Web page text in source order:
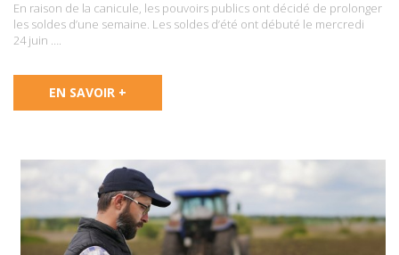
En raison de la canicule, les pouvoirs publics ont décidé de prolonger
les soldes d’une semaine. Les soldes d’été ont débuté le mercredi
24 juin ….
EN SAVOIR +